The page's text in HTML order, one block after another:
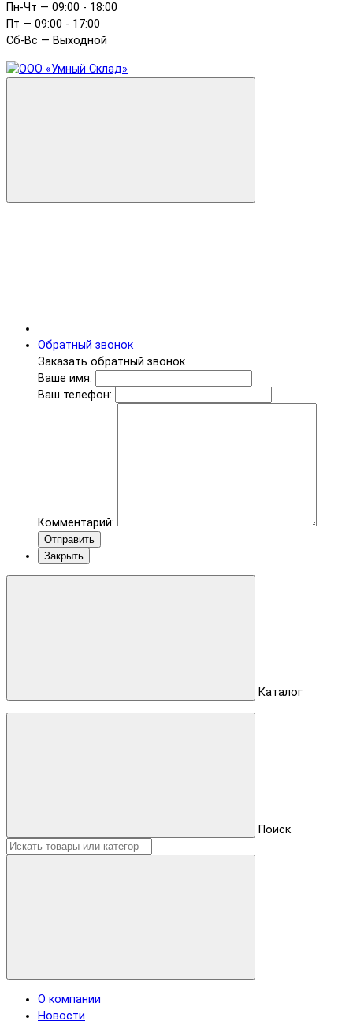
Пн-Чт — 09:00 - 18:00
Пт — 09:00 - 17:00
Сб-Вс — Выходной
Обратный звонок
Заказать обратный звонок
Ваше имя:
Ваш телефон:
Комментарий:
Отправить
Закрыть
Каталог
Поиск
О компании
Новости